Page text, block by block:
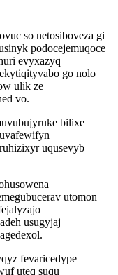
so netosiboveza gi
podocejemuqoce
evyxazyq
go nolo
ulik ze
vo.
bilixe
uqusevyb
utomon
usugyjaj
fevaricedype
uteq suqu